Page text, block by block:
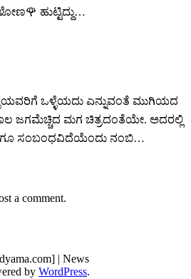
ಹುಟ್ಟಿದ್ದು…
ಒಳ್ಳೆಯದು ಎನ್ನುವಂತೆ ಮುಗಿಯದ
ಜಗಮೆಚ್ಚಿದ ಮಗ ಚಿತ್ರದಂತೆಯೇ. ಅದರಲ್ಲಿ
ಸಂಬಂಧವಿದೆಯೆಂದು ನಂಬಿ…
a comment.
| News
by WordPress.